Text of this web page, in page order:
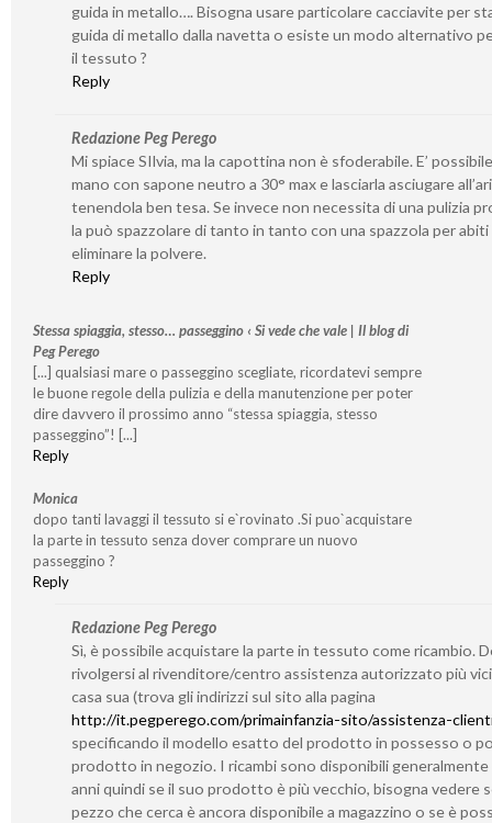
guida in metallo…. Bisogna usare particolare cacciavite per
guida di metallo dalla navetta o esiste un modo alternativo
il tessuto ?
Reply
Redazione Peg Perego
Mi spiace SIlvia, ma la capottina non è sfoderabile. E’
mano con sapone neutro a 30° max e lasciarla asciugare
tenendola ben tesa. Se invece non necessita di una pulizia
la può spazzolare di tanto in tanto con una spazzola per abiti
eliminare la polvere.
Reply
Stessa spiaggia, stesso… passeggino ‹ Si vede che vale | Il blog di
Peg Perego
[...] qualsiasi mare o passeggino scegliate, ricordatevi sempre
le buone regole della pulizia e della manutenzione per poter
dire davvero il prossimo anno “stessa spiaggia, stesso
passeggino”! [...]
Reply
Monica
dopo tanti lavaggi il tessuto si e`rovinato .Si puo`acquistare
la parte in tessuto senza dover comprare un nuovo
passeggino ?
Reply
Redazione Peg Perego
Sì, è possibile acquistare la parte in tessuto come ricambio.
rivolgersi al rivenditore/centro assistenza autorizzato più
casa sua (trova gli indirizzi sul sito alla pagina
http://it.pegperego.com/primainfanzia-sito/assistenza-
specificando il modello esatto del prodotto in possesso o
prodotto in negozio. I ricambi sono disponibili generalmente
anni quindi se il suo prodotto è più vecchio, bisogna vedere
pezzo che cerca è ancora disponibile a magazzino o se è